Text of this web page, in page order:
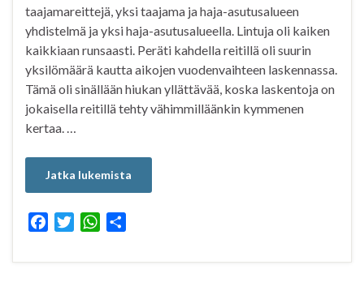
taajamareittejä, yksi taajama ja haja-asutusalueen
yhdistelmä ja yksi haja-asutusalueella. Lintuja oli kaiken
kaikkiaan runsaasti. Peräti kahdella reitillä oli suurin
yksilömäärä kautta aikojen vuodenvaihteen laskennassa.
Tämä oli sinällään hiukan yllättävää, koska laskentoja on
jokaisella reitillä tehty vähimmilläänkin kymmenen
kertaa. …
Jatka lukemista
c
i
W
a
a